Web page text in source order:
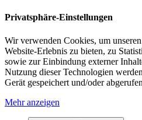
Privatsphäre-Einstellungen
Wir verwenden Cookies, um
Website-Erlebnis zu bieten, zu
sowie zur Einbindung externer
Nutzung dieser Technologien
Gerät gespeichert und/oder
Mehr anzeigen